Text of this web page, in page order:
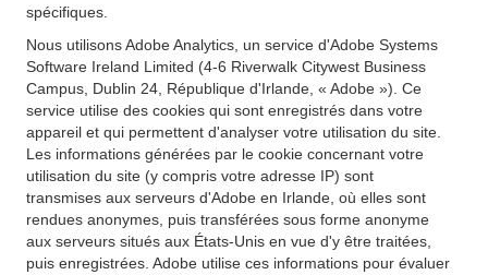
spécifiques.
Nous utilisons Adobe Analytics, un service d'Adobe Systems
Software Ireland Limited (4-6 Riverwalk Citywest Business
Campus, Dublin 24, République d'Irlande, « Adobe »). Ce
service utilise des cookies qui sont enregistrés dans votre
appareil et qui permettent d'analyser votre utilisation du site.
Les informations générées par le cookie concernant votre
utilisation du site (y compris votre adresse IP) sont
transmises aux serveurs d'Adobe en Irlande, où elles sont
rendues anonymes, puis transférées sous forme anonyme
aux serveurs situés aux États-Unis en vue d'y être traitées,
puis enregistrées. Adobe utilise ces informations pour évaluer